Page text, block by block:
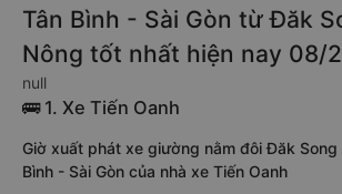
Tân Bình - Sài Gòn từ Đăk
Nông tốt nhất hiện nay 08/
null
🚌 1. Xe Tiến Oanh
Giờ xuất phát xe giường nằm đôi Đăk
Bình - Sài Gòn của nhà xe Tiến Oanh